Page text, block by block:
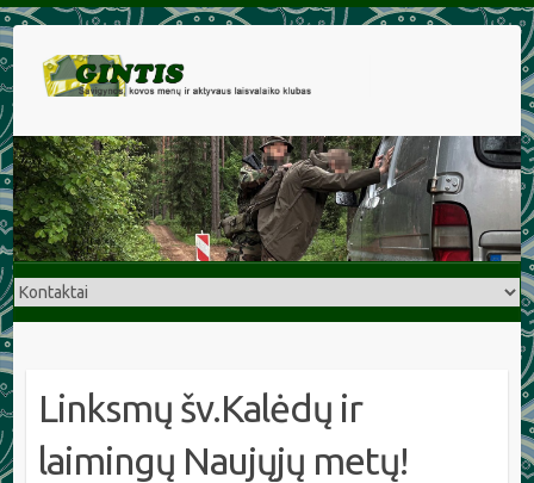
Linksmų šv.Kalėdų ir
laimingų Naujųjų metų!